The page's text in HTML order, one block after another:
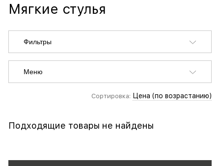
Мягкие стулья
Фильтры
Меню
Сортировка: Цена (по возрастанию)
Подходящие товары не найдены